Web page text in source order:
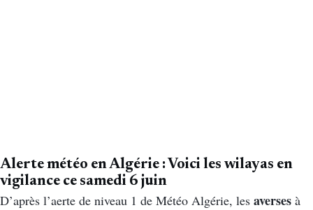
Alerte météo en Algérie : Voici les wilayas en
vigilance ce samedi 6 juin
D’après l’aerte de niveau 1 de Météo Algérie, les averses à